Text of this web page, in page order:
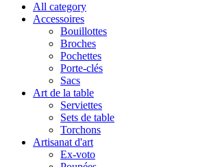
All category
Accessoires
Bouillottes
Broches
Pochettes
Porte-clés
Sacs
Art de la table
Serviettes
Sets de table
Torchons
Artisanat d'art
Ex-voto